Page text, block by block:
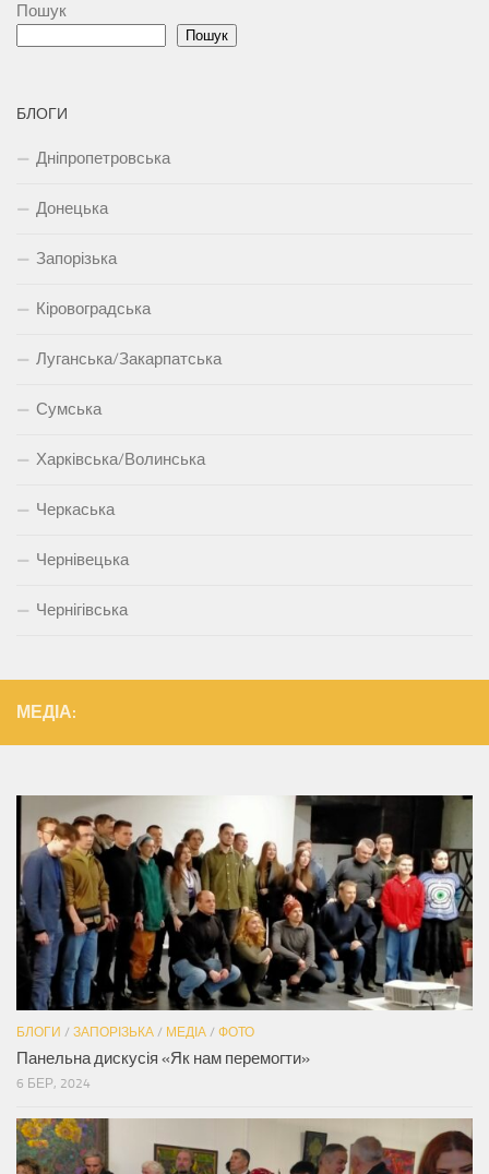
Пошук
Пошук
БЛОГИ
Дніпропетровська
Донецька
Запорізька
Кіровоградська
Луганська/Закарпатська
Сумська
Харківська/Волинська
Черкаська
Чернівецька
Чернігівська
МЕДІА:
БЛОГИ / ЗАПОРІЗЬКА / МЕДІА / ФОТО
Панельна дискусія «Як нам перемогти»
6 БЕР, 2024